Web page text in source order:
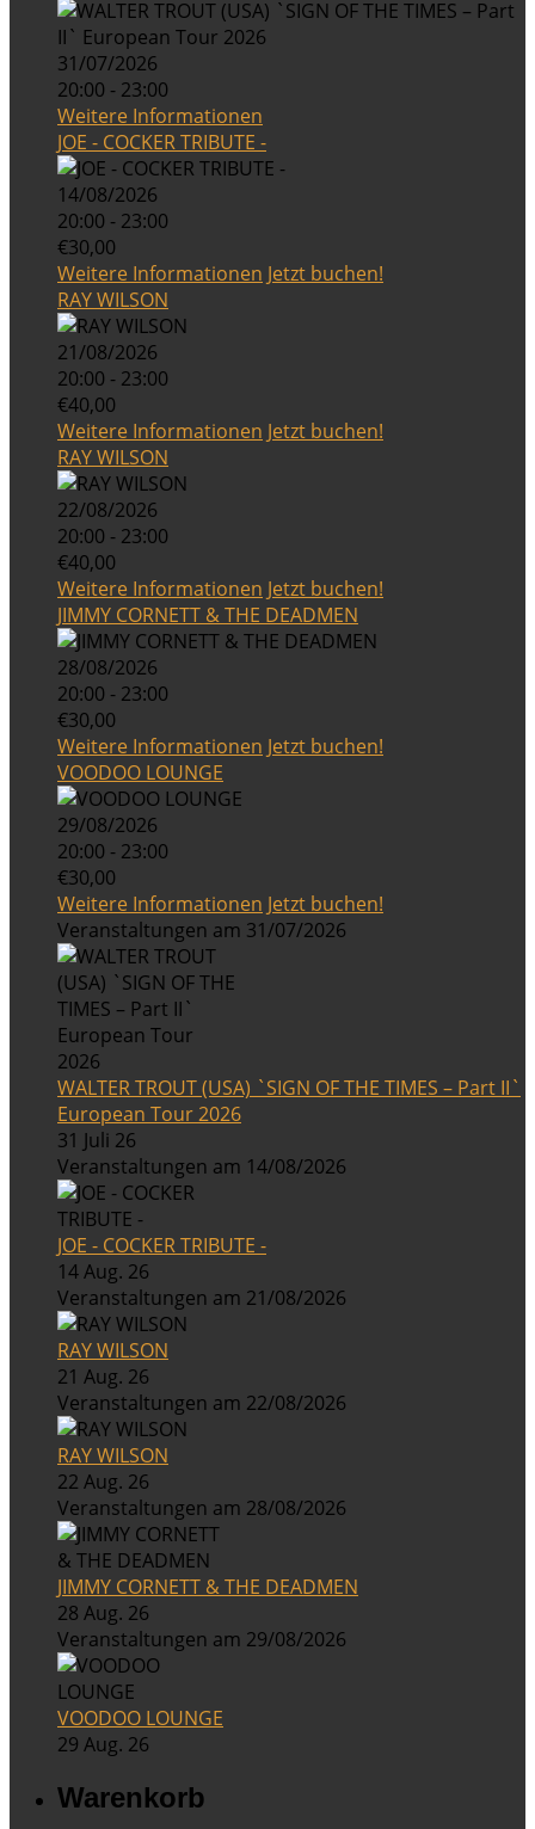
31/07/2026
20:00 - 23:00
Weitere Informationen
JOE - COCKER TRIBUTE -
14/08/2026
20:00 - 23:00
€30,00
Weitere Informationen Jetzt buchen!
RAY WILSON
21/08/2026
20:00 - 23:00
€40,00
Weitere Informationen Jetzt buchen!
RAY WILSON
22/08/2026
20:00 - 23:00
€40,00
Weitere Informationen Jetzt buchen!
JIMMY CORNETT & THE DEADMEN
28/08/2026
20:00 - 23:00
€30,00
Weitere Informationen Jetzt buchen!
VOODOO LOUNGE
29/08/2026
20:00 - 23:00
€30,00
Weitere Informationen Jetzt buchen!
Veranstaltungen am 31/07/2026
WALTER TROUT (USA) `SIGN OF THE TIMES – Part II`
European Tour 2026
31 Juli 26
Veranstaltungen am 14/08/2026
JOE - COCKER TRIBUTE -
14 Aug. 26
Veranstaltungen am 21/08/2026
RAY WILSON
21 Aug. 26
Veranstaltungen am 22/08/2026
RAY WILSON
22 Aug. 26
Veranstaltungen am 28/08/2026
JIMMY CORNETT & THE DEADMEN
28 Aug. 26
Veranstaltungen am 29/08/2026
VOODOO LOUNGE
29 Aug. 26
Warenkorb